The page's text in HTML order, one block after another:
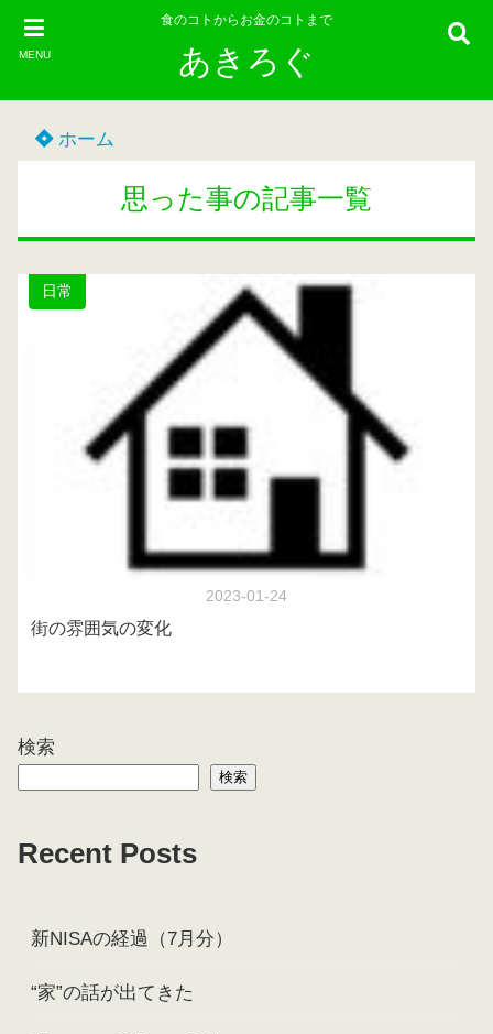
MENU
食のコトからお金のコトまで
あきろぐ
ホーム
思った事の記事一覧
日常
2023-01-24
街の雰囲気の変化
検索
検索
Recent Posts
新NISAの経過（7月分）
“家”の話が出てきた